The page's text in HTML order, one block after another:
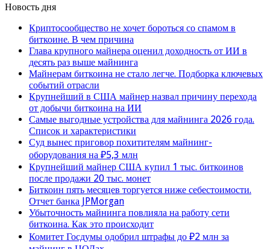
Новость дня
Криптосообщество не хочет бороться со спамом в
биткоине. В чем причина
Глава крупного майнера оценил доходность от ИИ в
десять раз выше майнинга
Майнерам биткоина не стало легче. Подборка ключевых
событий отрасли
Крупнейший в США майнер назвал причину перехода
от добычи биткоина на ИИ
Самые выгодные устройства для майнинга 2026 года.
Список и характеристики
Суд вынес приговор похитителям майнинг-
оборудования на ₽5,3 млн
Крупнейший майнер США купил 1 тыс. биткоинов
после продажи 20 тыс. монет
Биткоин пять месяцев торгуется ниже себестоимости.
Отчет банка JPMorgan
Убыточность майнинга повлияла на работу сети
биткоина. Как это происходит
Комитет Госдумы одобрил штрафы до ₽2 млн за